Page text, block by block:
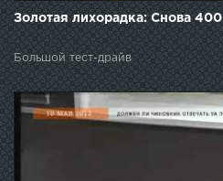
Золотая лихорадка: Снова 400
Большой тест-драйв